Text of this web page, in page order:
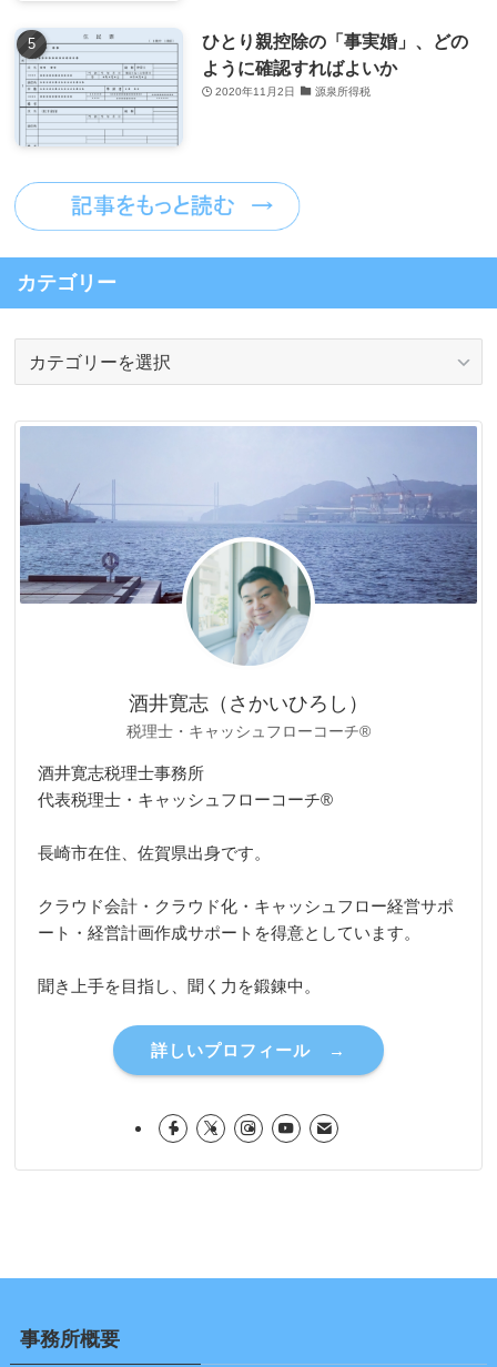
ひとり親控除の「事実婚」、どの
ように確認すればよいか
2020年11月2日 源泉所得税
カテゴリー
リ
酒井寛志（さかいひろし）
税理士・キャッシュフローコーチ®
酒井寛志税理士事務所
代表税理士・キャッシュフローコーチ®
長崎市在住、佐賀県出身です。
クラウド会計・クラウド化・キャッシュフロー経営サポ
ート・経営計画作成サポートを得意としています。
聞き上手を目指し、聞く力を鍛錬中。
詳しいプロフィール →
事務所概要